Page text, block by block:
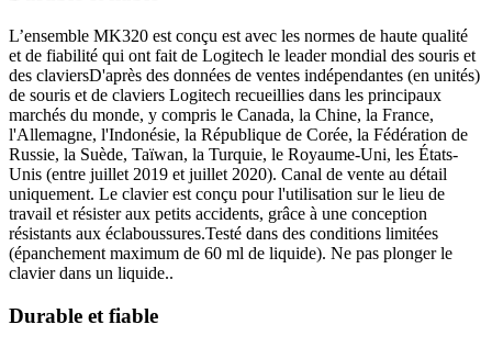
L’ensemble MK320 est conçu est avec les normes de haute qualité
et de fiabilité qui ont fait de Logitech le leader mondial des souris et
des claviersD'après des données de ventes indépendantes (en unités)
de souris et de claviers Logitech recueillies dans les principaux
marchés du monde, y compris le Canada, la Chine, la France,
l'Allemagne, l'Indonésie, la République de Corée, la Fédération de
Russie, la Suède, Taïwan, la Turquie, le Royaume-Uni, les États-
Unis (entre juillet 2019 et juillet 2020). Canal de vente au détail
uniquement. Le clavier est conçu pour l'utilisation sur le lieu de
travail et résister aux petits accidents, grâce à une conception
résistants aux éclaboussures.Testé dans des conditions limitées
(épanchement maximum de 60 ml de liquide). Ne pas plonger le
clavier dans un liquide..
Durable et fiable